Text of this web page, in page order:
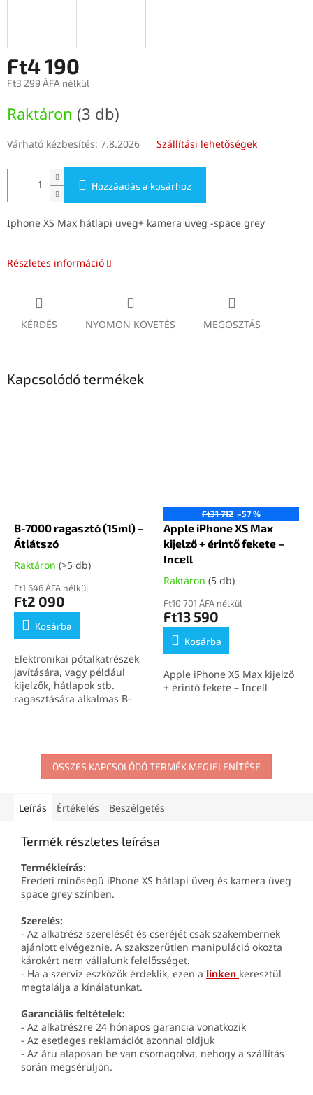
Ft4 190
Ft3 299 ÁFA nélkül
Raktáron (3 db)
Várható kézbesítés: 7.8.2026 Szállítási lehetőségek
Hozzáadás a kosárhoz
Iphone XS Max hátlapi üveg+ kamera üveg -space grey
Részletes információ
KÉRDÉS NYOMON KÖVETÉS MEGOSZTÁS
Kapcsolódó termékek
B-7000 ragasztó (15ml) –
Átlátszó
Raktáron (>5 db)
Ft1 646 ÁFA nélkül
Ft2 090
Kosárba
Elektronikai pótalkatrészek
javítására, vagy például
kijelzők, hátlapok stb.
ragasztására alkalmas B-
Ft31 712 –57 %
Apple iPhone XS Max
kijelző + érintő fekete –
Incell
Raktáron (5 db)
Ft10 701 ÁFA nélkül
Ft13 590
Kosárba
Apple iPhone XS Max kijelző
+ érintő fekete – Incell
ÖSSZES KAPCSOLÓDÓ TERMÉK MEGJELENÍTÉSE
Leírás Értékelés Beszélgetés
Termék részletes leírása
Termékleírás:
Eredeti minőségű iPhone XS hátlapi üveg és kamera üveg
space grey színben.
Szerelés:
- Az alkatrész szerelését és cseréjét csak szakembernek
ajánlott elvégeznie. A szakszerűtlen manipuláció okozta
károkért nem vállalunk felelősséget.
- Ha a szerviz eszközök érdeklik, ezen a linken keresztül
megtalálja a kínálatunkat.
Garanciális feltételek:
- Az alkatrészre 24 hónapos garancia vonatkozik
- Az esetleges reklamációt azonnal oldjuk
- Az áru alaposan be van csomagolva, nehogy a szállítás
során megsérüljön.